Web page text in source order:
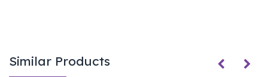
Similar Products